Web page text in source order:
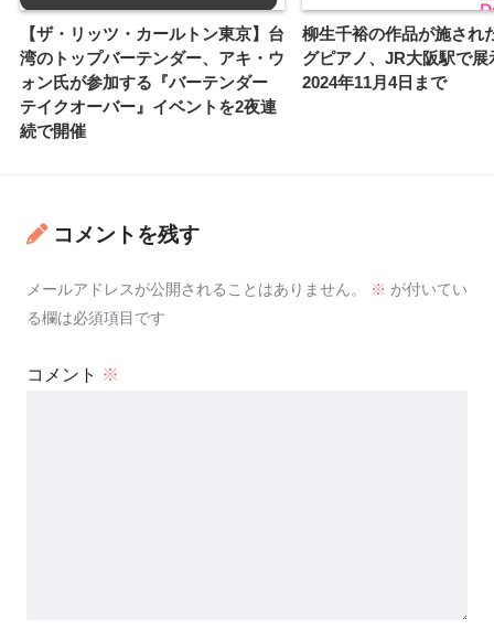
【ザ・リッツ・カールトン東京】台
湾のトップバーテンダー、アキ・ウ
ォン氏が参加する『バーテンダー
テイクオーバー』イベントを2夜連
続で開催
柳生千裕の作品が施され
グピアノ、JR大阪駅で展
2024年11月4日まで
コメントを残す
メールアドレスが公開されることはありません。 ※ が付いてい
る欄は必須項目です
コメント ※